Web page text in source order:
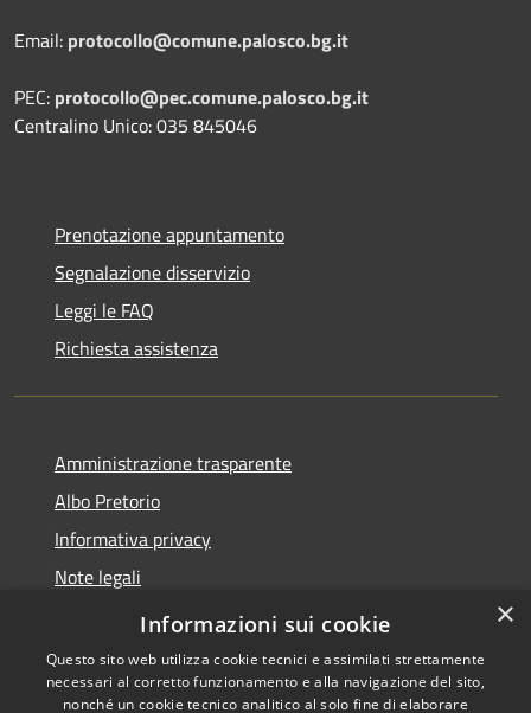
Email: protocollo@comune.palosco.bg.it
PEC: protocollo@pec.comune.palosco.bg.it
Centralino Unico: 035 845046
Prenotazione appuntamento
Segnalazione disservizio
Leggi le FAQ
Richiesta assistenza
Amministrazione trasparente
Albo Pretorio
Informativa privacy
Note legali
Dichiarazione di accessibilità
×
Informazioni sui cookie
Questo sito web utilizza cookie tecnici e assimilati strettamente
necessari al corretto funzionamento e alla navigazione del sito,
nonché un cookie tecnico analitico al solo fine di elaborare